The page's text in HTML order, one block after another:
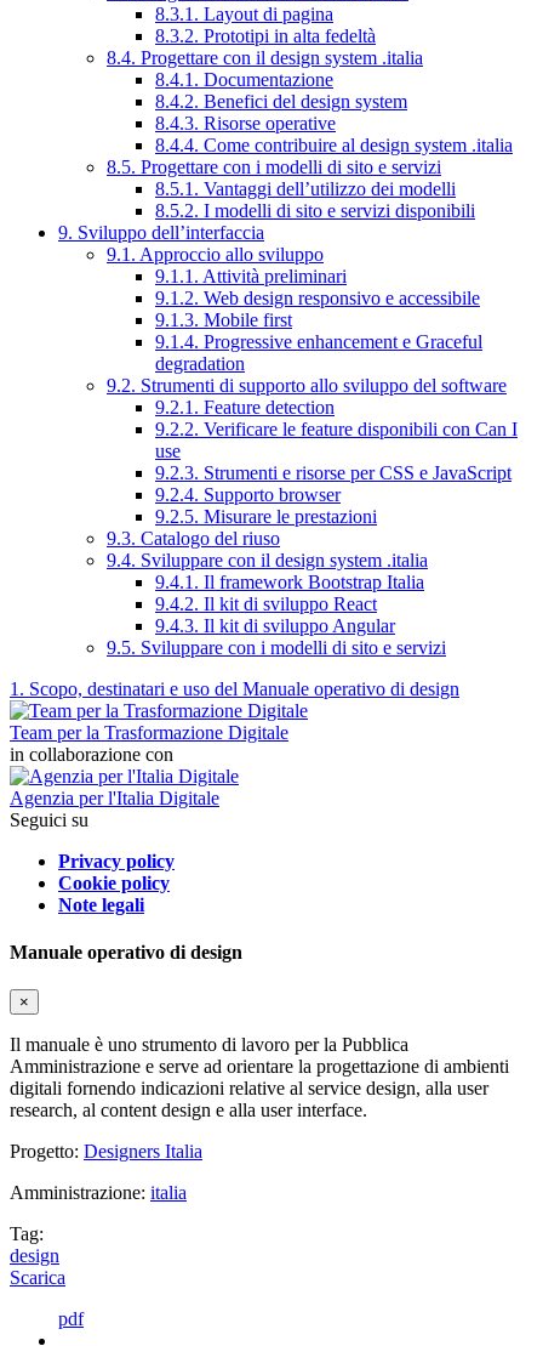
8.3.1. Layout di pagina
8.3.2. Prototipi in alta fedeltà
8.4. Progettare con il design system .italia
8.4.1. Documentazione
8.4.2. Benefici del design system
8.4.3. Risorse operative
8.4.4. Come contribuire al design system .italia
8.5. Progettare con i modelli di sito e servizi
8.5.1. Vantaggi dell’utilizzo dei modelli
8.5.2. I modelli di sito e servizi disponibili
9. Sviluppo dell’interfaccia
9.1. Approccio allo sviluppo
9.1.1. Attività preliminari
9.1.2. Web design responsivo e accessibile
9.1.3. Mobile first
9.1.4. Progressive enhancement e Graceful
degradation
9.2. Strumenti di supporto allo sviluppo del software
9.2.1. Feature detection
9.2.2. Verificare le feature disponibili con Can I
use
9.2.3. Strumenti e risorse per CSS e JavaScript
9.2.4. Supporto browser
9.2.5. Misurare le prestazioni
9.3. Catalogo del riuso
9.4. Sviluppare con il design system .italia
9.4.1. Il framework Bootstrap Italia
9.4.2. Il kit di sviluppo React
9.4.3. Il kit di sviluppo Angular
9.5. Sviluppare con i modelli di sito e servizi
1. Scopo, destinatari e uso del Manuale operativo di design
Team per la Trasformazione Digitale
in collaborazione con
Agenzia per l'Italia Digitale
Seguici su
Privacy policy
Cookie policy
Note legali
Manuale operativo di design
×
Il manuale è uno strumento di lavoro per la Pubblica
Amministrazione e serve ad orientare la progettazione di ambienti
digitali fornendo indicazioni relative al service design, alla user
research, al content design e alla user interface.
Progetto: Designers Italia
Amministrazione: italia
Tag:
design
Scarica
pdf